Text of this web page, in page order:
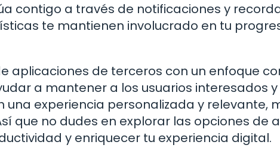
contigo a través de notificaciones y
te mantienen involucrado en tu
aplicaciones de terceros con un enfoque
a mantener a los usuarios interesados
una experiencia personalizada y relevante,
que no dudes en explorar las opciones de
y enriquecer tu experiencia digital.